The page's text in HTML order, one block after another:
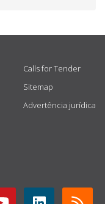
Calls for Tender
Sitemap
Advertência jurídica